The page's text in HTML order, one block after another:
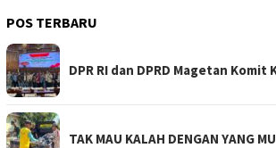
POS TERBARU
DPR RI dan DPRD Magetan
TAK MAU KALAH DENGAN YANG